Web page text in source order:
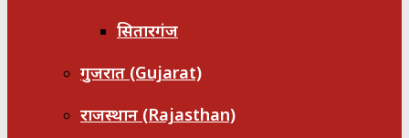
सितारगंज
गुजरात (Gujarat)
राजस्थान (Rajasthan)